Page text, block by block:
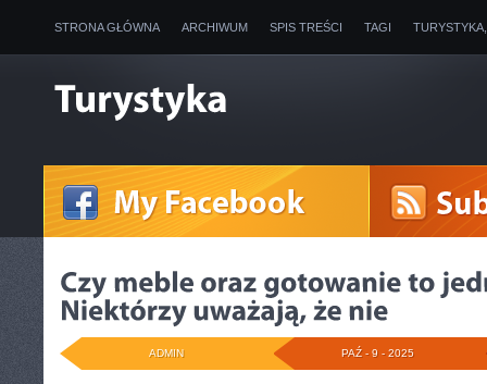
STRONA GŁÓWNA ARCHIWUM SPIS TREŚCI TAGI
PAŹ - 9 - 2025
ADMIN